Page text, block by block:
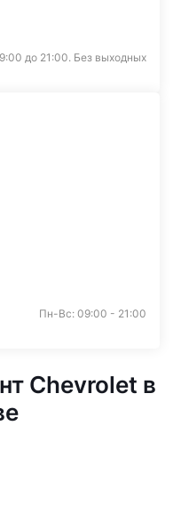
до 21:00. Без выходных
Пн-Вс: 09:00 - 21:00
Chevrolet в